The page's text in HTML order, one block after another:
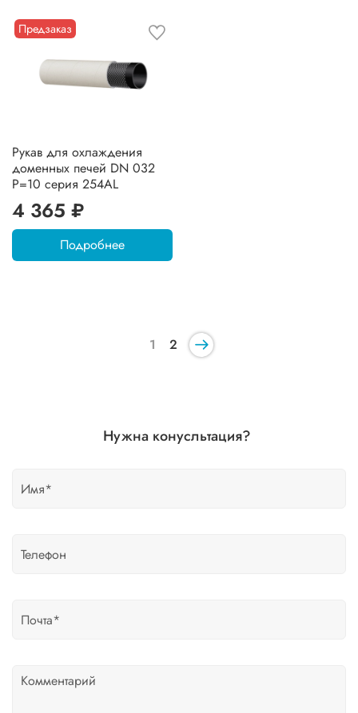
Предзаказ
Рукав для охлаждения
доменных печей DN 032
P=10 серия 254AL
4 365 ₽
Подробнее
1 2
Нужна конусльтация?